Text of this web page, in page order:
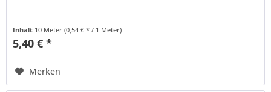
Inhalt 10 Meter(0,54 € * / 1 Meter)
5,40 € *
Merken